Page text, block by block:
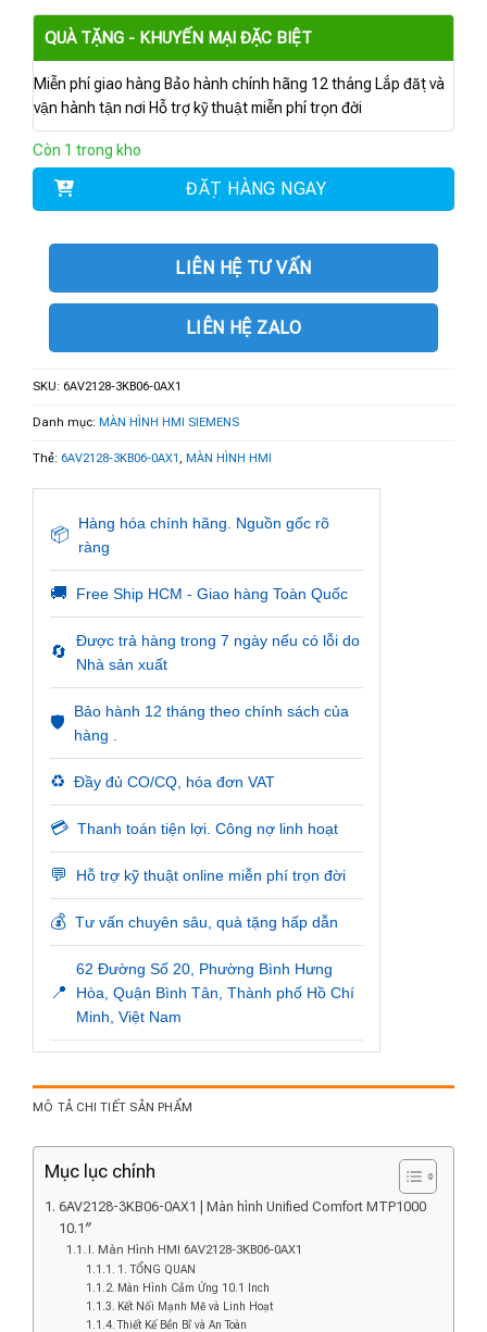
QUÀ TẶNG - KHUYẾN MẠI ĐẶC BIỆT
Miễn phí giao hàng Bảo hành chính hãng 12 tháng Lắp đặt và
vận hành tận nơi Hỗ trợ kỹ thuật miễn phí trọn đời
Còn 1 trong kho
ĐẶT HÀNG NGAY
LIÊN HỆ TƯ VẤN
LIÊN HỆ ZALO
SKU: 6AV2128-3KB06-0AX1
Danh mục: MÀN HÌNH HMI SIEMENS
Thẻ: 6AV2128-3KB06-0AX1, MÀN HÌNH HMI
📦
Hàng hóa chính hãng. Nguồn gốc rõ
ràng
🚚 Free Ship HCM - Giao hàng Toàn Quốc
🔄
Được trả hàng trong 7 ngày nếu có lỗi do
Nhà sản xuất
🛡️
Bảo hành 12 tháng theo chính sách của
hàng .
♻️ Đầy đủ CO/CQ, hóa đơn VAT
💳 Thanh toán tiện lợi. Công nợ linh hoạt
💬 Hỗ trợ kỹ thuật online miễn phí trọn đời
💰 Tư vấn chuyên sâu, quà tặng hấp dẫn
📍
62 Đường Số 20, Phường Bình Hưng
Hòa, Quận Bình Tân, Thành phố Hồ Chí
Minh, Việt Nam
MÔ TẢ CHI TIẾT SẢN PHẨM
Mục lục chính
6AV2128-3KB06-0AX1 | Màn hình Unified Comfort MTP1000
10.1″
I. Màn Hình HMI 6AV2128-3KB06-0AX1
1. TỔNG QUAN
Màn Hình Cảm Ứng 10.1 Inch
Kết Nối Mạnh Mẽ và Linh Hoạt
Thiết Kế Bền Bỉ và An Toàn